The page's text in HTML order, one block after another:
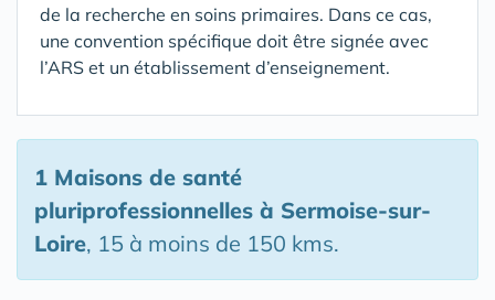
de la recherche en soins primaires. Dans ce cas,
une convention spécifique doit être signée avec
l’ARS et un établissement d’enseignement.
1 Maisons de santé
pluriprofessionnelles à Sermoise-sur-
Loire, 15 à moins de 150 kms.